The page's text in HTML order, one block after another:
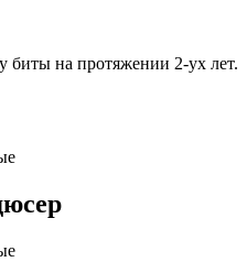
на протяжении 2-ух лет.